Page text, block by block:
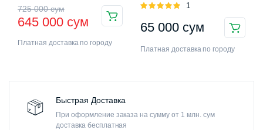
Быстрая Доставка
При оформление заказа на сумму от 1 млн. сум
доставка бесплатная
725 000сум
645 000 сум
Платная доставка по городу
Dispenser
Оценка
1
65 000 сум
Платная доставка по городу